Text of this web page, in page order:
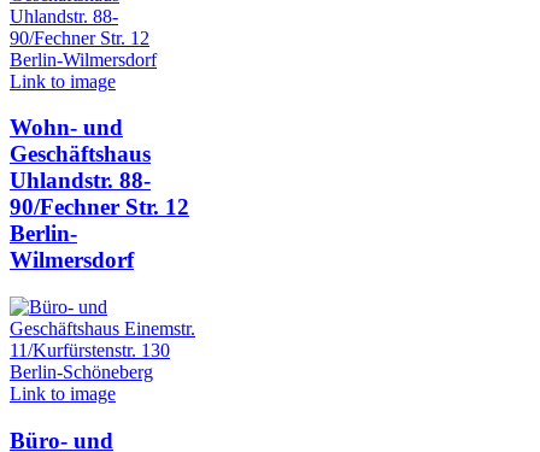
Link to image
Wohn- und
Geschäftshaus
Uhlandstr. 88-
90/Fechner Str. 12
Berlin-
Wilmersdorf
Link to image
Büro- und